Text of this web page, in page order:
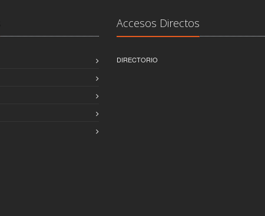
Accesos Directos
DIRECTORIO